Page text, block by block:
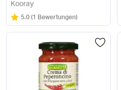
Kooray
Bewertung:
5.0/5
(1 Bewertungen)